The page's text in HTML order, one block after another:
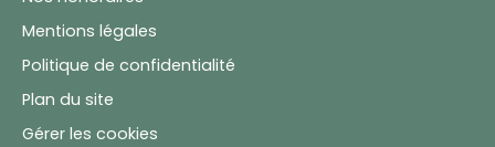
Mentions légales
Politique de confidentialité
Plan du site
Gérer les cookies